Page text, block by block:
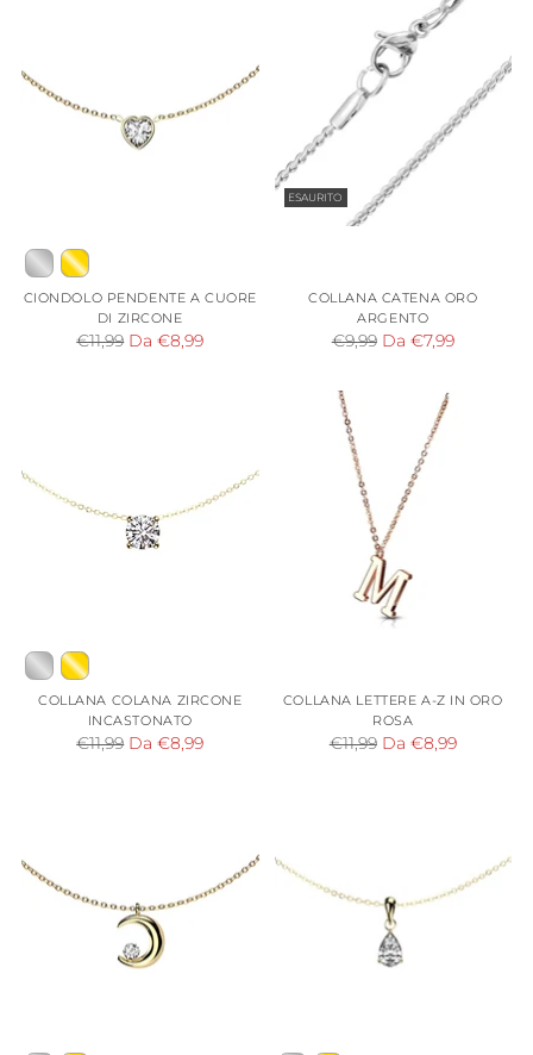
CIONDOLO PENDENTE A CUORE
DI ZIRCONE
Prezzo
€11,99 Da €8,99
ESAURITO
COLLANA CATENA ORO
ARGENTO
Prezzo
listino
€9,99 Da €7,99
COLLANA COLANA ZIRCONE
INCASTONATO
Prezzo
€11,99 Da €8,99
COLLANA LETTERE A-Z IN ORO
ROSA
Prezzo
€11,99 Da €8,99